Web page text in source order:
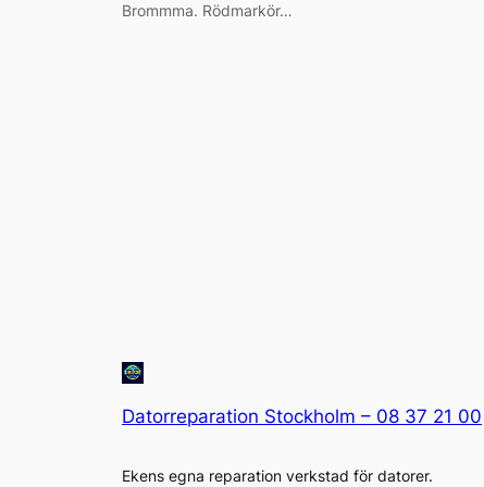
Brommma. Rödmarkör…
Datorreparation Stockholm – 08 37 21 00
Ekens egna reparation verkstad för datorer.